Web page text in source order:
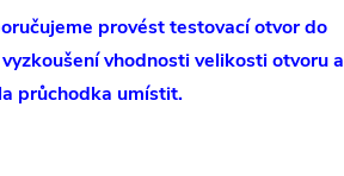
provést testovací otvor do
vhodnosti velikosti otvoru a
průchodka umístit.